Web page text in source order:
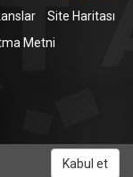
Site Haritası
Metni
Kabul et